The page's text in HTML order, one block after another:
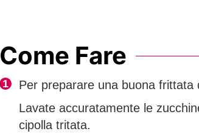
Come Fare
Per preparare una buona frittata
Lavate accuratamente le
cipolla tritata.